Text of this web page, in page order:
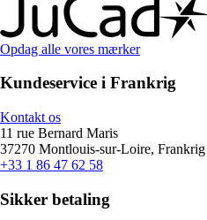
Opdag alle vores mærker
Kundeservice i Frankrig
Kontakt os
11 rue Bernard Maris
37270 Montlouis-sur-Loire, Frankrig
+33 1 86 47 62 58
Sikker betaling